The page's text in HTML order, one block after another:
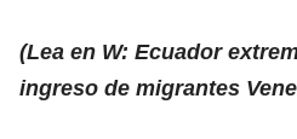
(Lea en W: Ecuador
ingreso de migrantes